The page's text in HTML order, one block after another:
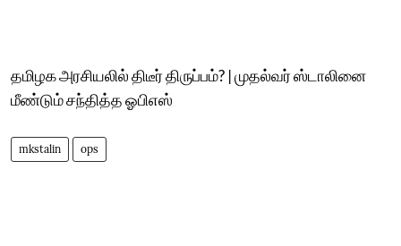
தமிழக அரசியலில் திடீர் திருப்பம்? | முதல்வர் ஸ்டாலினை
மீண்டும் சந்தித்த ஓபிஎஸ்
mkstalin ops